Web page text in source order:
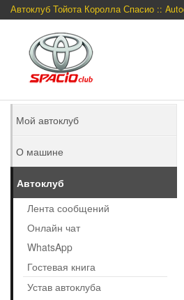
Автоклуб Тойота Королла Спасио ::
Мой автоклуб
О машине
Автоклуб
Лента сообщений
Онлайн чат
WhatsApp
Гостевая книга
Устав автоклуба